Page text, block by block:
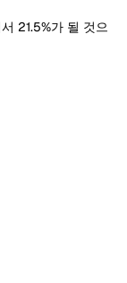
21.5%가 될 것으